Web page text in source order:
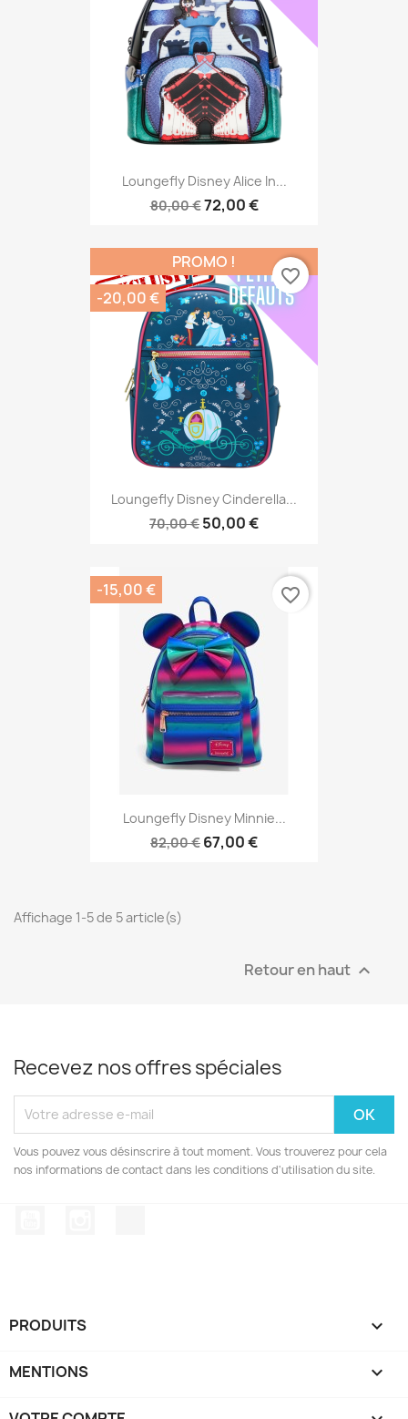
Loungefly Disney Alice In...
80,00 €72,00 €
Loungefly Disney Cinderella...
70,00 € 50,00 €
PROMO !
-20,00 €
favorite_border
Loungefly Disney Minnie...
82,00 € 67,00 €
-15,00 € favorite_border
Affichage 1-5 de 5 article(s)
Retour en haut 
Recevez nos offres spéciales
Vous pouvez vous désinscrire à tout moment. Vous trouverez pour cela
nos informations de contact dans les conditions d'utilisation du site.
PRODUITS 
MENTIONS 